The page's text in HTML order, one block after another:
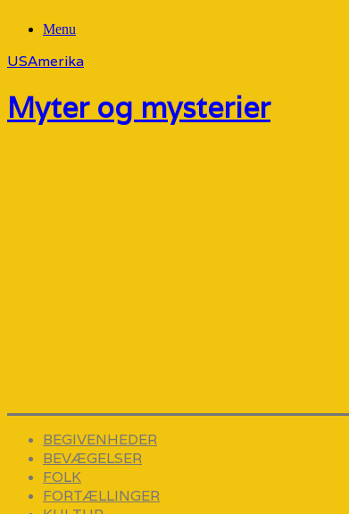
Menu
USAmerika
Myter og mysterier
BEGIVENHEDER
BEVÆGELSER
FOLK
FORTÆLLINGER